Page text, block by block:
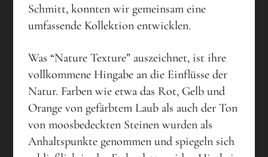
Schmitt, konnten wir gemeinsam eine
umfassende Kollektion entwicklen.
Was “Nature Texture” auszeichnet, ist ihre
vollkommene Hingabe an die Einflüsse der
Natur. Farben wie etwa das Rot, Gelb und
Orange von gefärbtem Laub als auch der Ton
von moosbedeckten Steinen wurden als
Anhaltspunkte genommen und spiegeln sich